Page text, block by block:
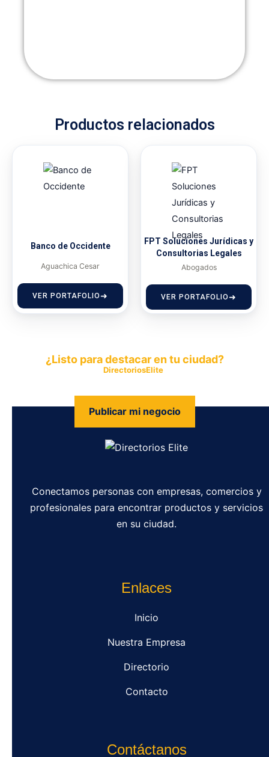
Productos relacionados
Banco de Occidente
Aguachica Cesar
VER PORTAFOLIO
FPT Soluciones Jurídicas y
Consultorias Legales
Abogados
VER PORTAFOLIO
¿Listo para destacar en tu ciudad?
DirectoriosElite
Publicar mi negocio
Conectamos personas con empresas, comercios y
profesionales para encontrar productos y servicios
en su ciudad.
Enlaces
Inicio
Nuestra Empresa
Directorio
Contacto
Contáctanos